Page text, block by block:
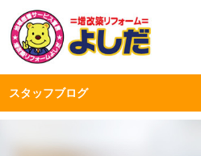
スタッフブログ